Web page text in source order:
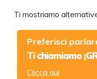
Ti mostriamo
Preferisci
Ti chiamiamo
Clicca qui